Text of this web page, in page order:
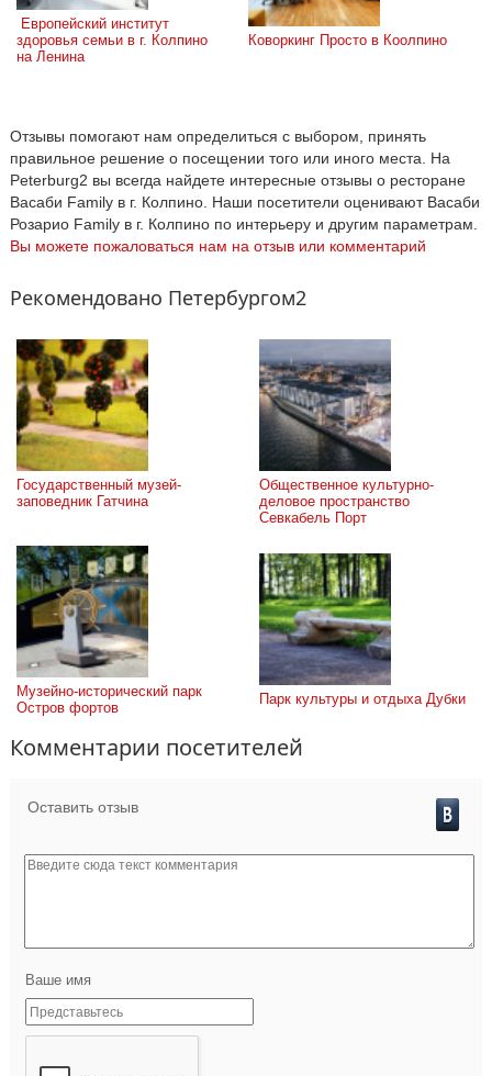
здоровья семьи в г. Колпино
на Ленина
Коворкинг Просто в Коолпино
Отзывы помогают нам определиться с выбором, принять
правильное решение о посещении того или иного места. На
Peterburg2 вы всегда найдете интересные отзывы о ресторане
Васаби Family в г. Колпино. Наши посетители оценивают Васаби
Розарио Family в г. Колпино по интерьеру и другим параметрам.
Вы можете пожаловаться нам на отзыв или комментарий
Рекомендовано Петербургом2
Государственный музей-
заповедник Гатчина
Общественное культурно-
деловое пространство
Севкабель Порт
Музейно-исторический парк
Остров фортов
Парк культуры и отдыха Дубки
Комментарии посетителей
Оставить отзыв
Ваше имя